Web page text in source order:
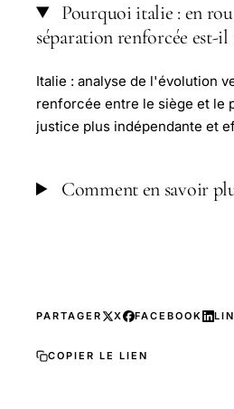
Pourquoi italie : en
séparation renforcée est-
Italie : analyse de l'évolution
renforcée entre le siège et le
justice plus indépendante et
Comment en savoir
PARTAGER X FACEBOOK
COPIER LE LIEN